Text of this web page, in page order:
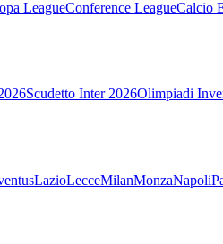
LeagueConference LeagueCalcio
Scudetto Inter 2026Olimpiadi
LazioLecceMilanMonzaNapoli